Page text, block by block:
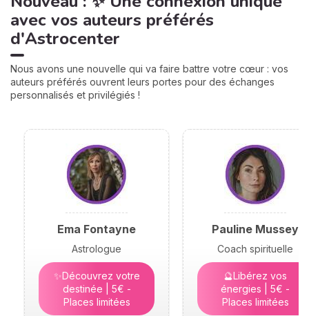
avec vos auteurs préférés
d'Astrocenter
Nous avons une nouvelle qui va faire battre votre cœur : vos
auteurs préférés ouvrent leurs portes pour des échanges
personnalisés et privilégiés !
Ema Fontayne
Astrologue
✨Découvrez votre
destinée | 5€ -
Places limitées
Pauline Mussey
Coach spirituelle
🔮Libérez vos
énergies | 5€ -
Places limitées